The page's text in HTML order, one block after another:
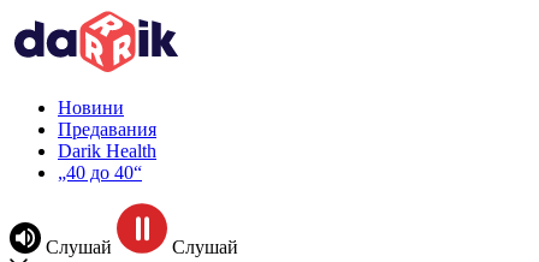
Новини
Предавания
Darik Health
„40 до 40“
Слушай Слушай